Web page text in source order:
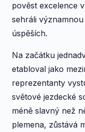
pověst excelence
sehráli
úspěších.
Na začátku
etabloval jako
reprezentanty
světové jezdecké
méně slavný než
plemena, zůstává